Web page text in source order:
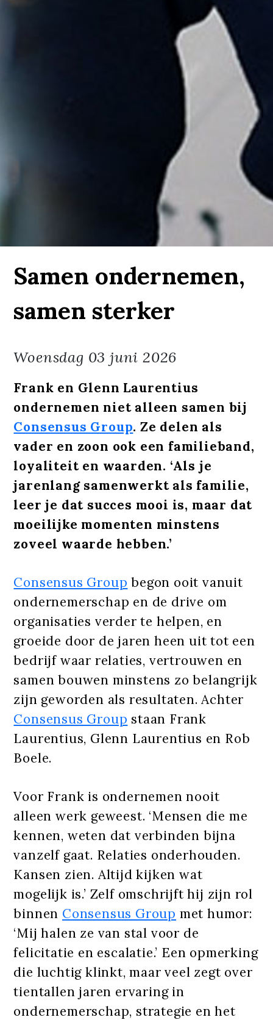
Samen ondernemen,
samen sterker
Woensdag 03 juni 2026
Frank en Glenn Laurentius
ondernemen niet alleen samen bij
Consensus Group. Ze delen als
vader en zoon ook een familieband,
loyaliteit en waarden. ‘Als je
jarenlang samenwerkt als familie,
leer je dat succes mooi is, maar dat
moeilijke momenten minstens
zoveel waarde hebben.’
Consensus Group begon ooit vanuit
ondernemerschap en de drive om
organisaties verder te helpen, en
groeide door de jaren heen uit tot een
bedrijf waar relaties, vertrouwen en
samen bouwen minstens zo belangrijk
zijn geworden als resultaten. Achter
Consensus Group staan Frank
Laurentius, Glenn Laurentius en Rob
Boele.
Voor Frank is ondernemen nooit
alleen werk geweest. ‘Mensen die me
kennen, weten dat verbinden bijna
vanzelf gaat. Relaties onderhouden.
Kansen zien. Altijd kijken wat
mogelijk is.’ Zelf omschrijft hij zijn rol
binnen Consensus Group met humor:
‘Mij halen ze van stal voor de
felicitatie en escalatie.’ Een opmerking
die luchtig klinkt, maar veel zegt over
tientallen jaren ervaring in
ondernemerschap, strategie en het